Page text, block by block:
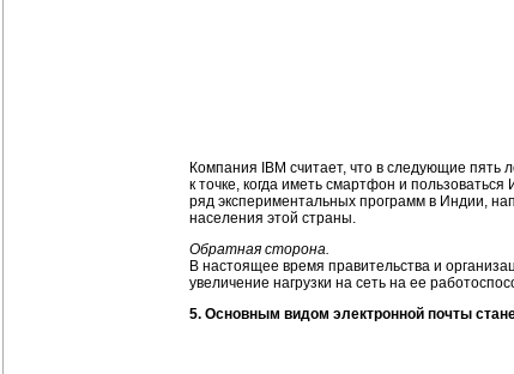
Компания IBM считает, что в следующие пять
к точке, когда иметь смартфон и
ряд экспериментальных программ в Индии,
населения этой страны.
Обратная сторона.
В настоящее время правительства и
увеличение нагрузки на сеть на ее
5. Основным видом электронной почты